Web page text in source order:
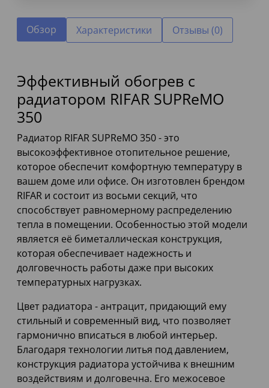
Обзор Характеристики Отзывы (0)
Эффективный обогрев с
радиатором RIFAR SUPReMO
350
Радиатор RIFAR SUPReMO 350 - это
высокоэффективное отопительное решение,
которое обеспечит комфортную температуру в
вашем доме или офисе. Он изготовлен брендом
RIFAR и состоит из восьми секций, что
способствует равномерному распределению
тепла в помещении. Особенностью этой модели
является её биметаллическая конструкция,
которая обеспечивает надежность и
долговечность работы даже при высоких
температурных нагрузках.
Цвет радиатора - антрацит, придающий ему
стильный и современный вид, что позволяет
гармонично вписаться в любой интерьер.
Благодаря технологии литья под давлением,
конструкция радиатора устойчива к внешним
воздействиям и долговечна. Его межосевое